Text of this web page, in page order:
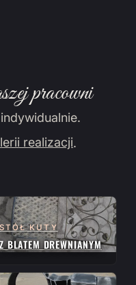
pracowni
realizacji.
STÓŁ KUTY
Z BLATEM DREWNIANYM